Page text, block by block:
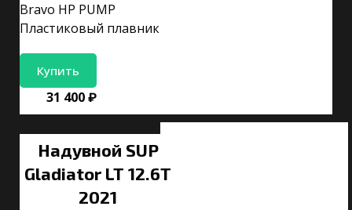
Bravo HP PUMP
Пластиковый плавник
Купить
31 400 ₽
Надувной SUP
Gladiator LT 12.6T
2021